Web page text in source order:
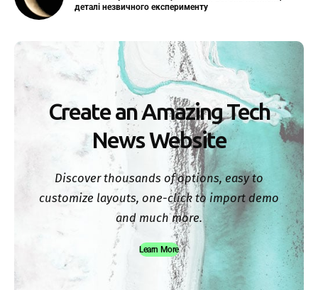
деталі незвичного експерименту
Create an Amazing Tech
News Website
Discover thousands of options, easy to
customize layouts, one-click to import demo
and much more.
Learn More